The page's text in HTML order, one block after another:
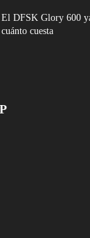
El DFSK Glory 600
cuánto cuesta